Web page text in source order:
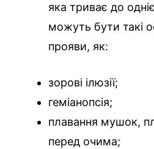
яка триває до
можуть бути такі
прояви, як:
зорові ілюзії;
геміанопсія;
плавання мушок,
перед очима;